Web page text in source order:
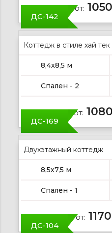
Цена от:
ДС-142
Коттедж в стиле хай тек
8,4х8,5 м
Спален - 2
Цена от:
ДС-169
Двухэтажный коттедж
8,5х7,5 м
Спален - 1
Цена от:
ДС-104